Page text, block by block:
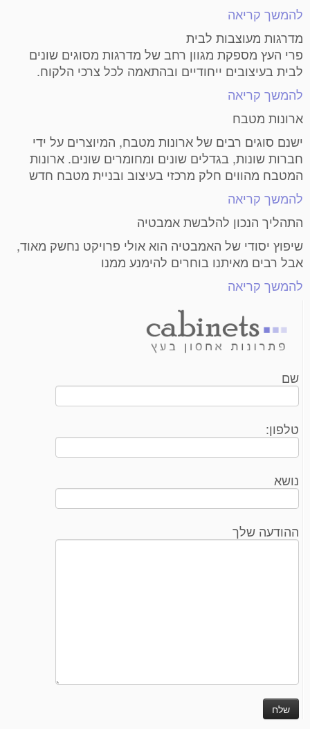
להמשך קריאה
מדרגות מעוצבות לבית
פרי העץ מספקת מגוון רחב של מדרגות מסוגים שונים
לבית בעיצובים ייחודיים ובהתאמה לכל צרכי הלקוח.
להמשך קריאה
ארונות מטבח
ישנם סוגים רבים של ארונות מטבח, המיוצרים על ידי
חברות שונות, בגדלים שונים ומחומרים שונים. ארונות
המטבח מהווים חלק מרכזי בעיצוב ובניית מטבח חדש
להמשך קריאה
התהליך הנכון להלבשת אמבטיה
שיפוץ יסודי של האמבטיה הוא אולי פרויקט נחשק מאוד,
אבל רבים מאיתנו בוחרים להימנע ממנו
להמשך קריאה
שם
טלפון:
נושא
ההודעה שלך